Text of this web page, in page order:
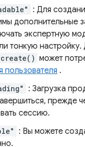
: Для
дополнительные
экспертную
тонкую настройку.
create() может
пользователя .
: Загрузка
прежде
сессию.
: Вы можете